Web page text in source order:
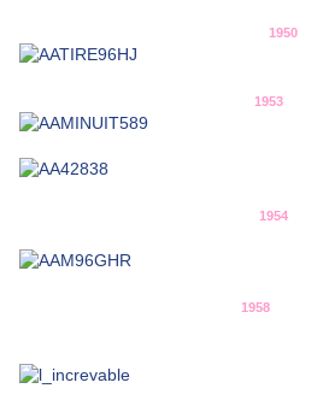
1950
1953
1954
1958